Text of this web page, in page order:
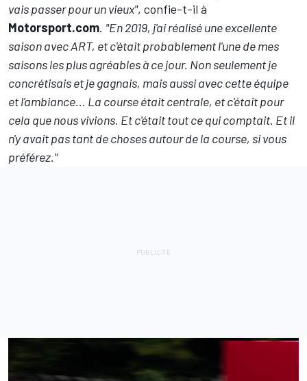
vais passer pour un vieux", confie-t-il à
Motorsport.com. "En 2019, j'ai réalisé une excellente
saison avec ART, et c'était probablement l'une de mes
saisons les plus agréables à ce jour. Non seulement je
concrétisais et je gagnais, mais aussi avec cette équipe
et l'ambiance... La course était centrale, et c'était pour
cela que nous vivions. Et c'était tout ce qui comptait. Et il
n'y avait pas tant de choses autour de la course, si vous
préférez."